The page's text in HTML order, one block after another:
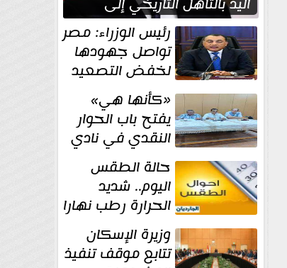
نصف نهائي كأس العالم
رئيس الوزراء: مصر
تواصل جهودها
لخفض التصعيد
والحفاظ على
الاستقرار الإقليمي«كأنها هي»
يفتح باب الحوار
النقدي في نادي
أدب مصر الجديدة
حالة الطقس
اليوم.. شديد
الحرارة رطب نهارا
مائل للحرارة رطب
ليلا.. و... وزيرة الإسكان
تتابع موقف تنفيذ